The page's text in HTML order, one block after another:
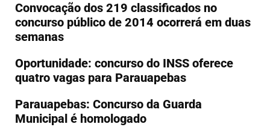
Convocação dos 219 classificados no
concurso público de 2014 ocorrerá em duas
semanas
Oportunidade: concurso do INSS oferece
quatro vagas para Parauapebas
Parauapebas: Concurso da Guarda
Municipal é homologado